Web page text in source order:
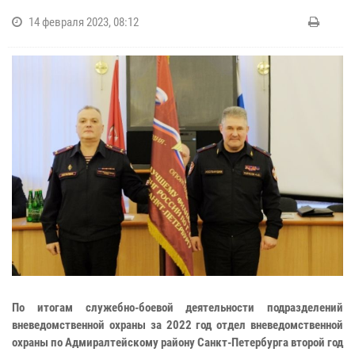
14 февраля 2023, 08:12
По итогам служебно-боевой деятельности подразделений
вневедомственной охраны за 2022 год отдел вневедомственной
охраны по Адмиралтейскому району Санкт-Петербурга второй год